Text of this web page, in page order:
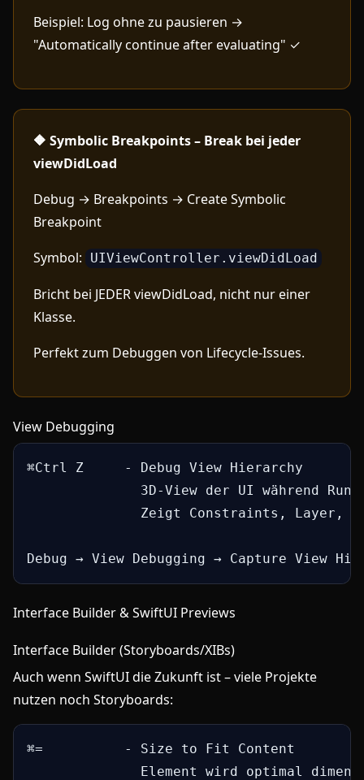
Beispiel: Log ohne zu pausieren →
"Automatically continue after evaluating" ✓
🔶 Symbolic Breakpoints – Break bei jeder
viewDidLoad
Debug → Breakpoints → Create Symbolic
Breakpoint
Symbol:
UIViewController.viewDidLoad
Bricht bei JEDER viewDidLoad, nicht nur einer
Klasse.
Perfekt zum Debuggen von Lifecycle-Issues.
View Debugging
⌘Ctrl Z     - Debug View Hierarchy
3D-View der UI während
Zeigt Constraints, Layer,
Debug → View Debugging → Capture View
Interface Builder & SwiftUI Previews
Interface Builder (Storyboards/XIBs)
Auch wenn SwiftUI die Zukunft ist – viele Projekte
nutzen noch Storyboards:
⌘=          - Size to Fit Content
Element wird optimal